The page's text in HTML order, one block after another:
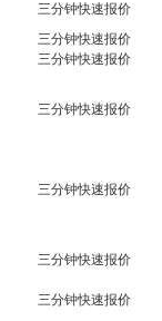
三分钟快速报价
三分钟快速报价
三分钟快速报价
三分钟快速报价
三分钟快速报价
三分钟快速报价
三分钟快速报价